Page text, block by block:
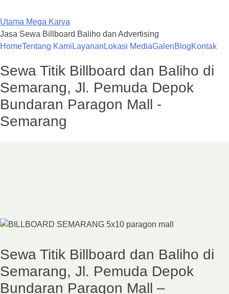
to
content
Utama Mega Karya
Jasa Sewa Billboard Baliho dan Advertising
HomeTentang Kami Layanan Lokasi MediaGaleriBlogKontak
Sewa Titik Billboard dan Baliho di
Semarang, Jl. Pemuda Depok
Bundaran Paragon Mall -
Semarang
Sewa Titik Billboard dan Baliho di
Semarang, Jl. Pemuda Depok
Bundaran Paragon Mall –